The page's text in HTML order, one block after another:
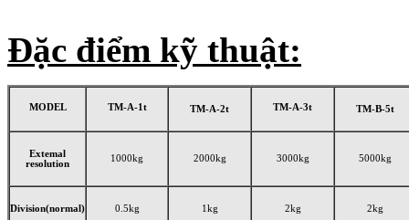
Đặc điểm kỹ thuật:
MODEL TM-A-1t TM-A-2t TM-A-3t TM-B-5t
Extemal
resolution
1000kg 2000kg 3000kg 5000kg
Division(normal) 0.5kg 1kg 2kg 2kg